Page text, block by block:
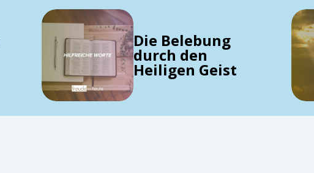
Die Belebung
durch den
Heiligen Geist